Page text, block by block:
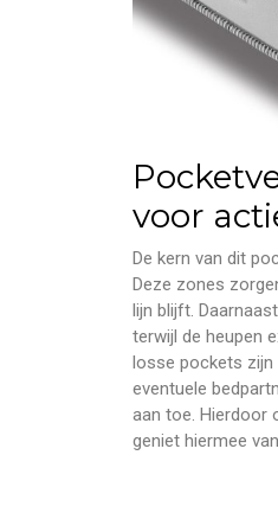
voor
De kern van dit
Deze zones
lijn blijft.
terwijl de heupen
losse pockets zijn
eventuele
aan toe. Hierdoor
geniet hiermee